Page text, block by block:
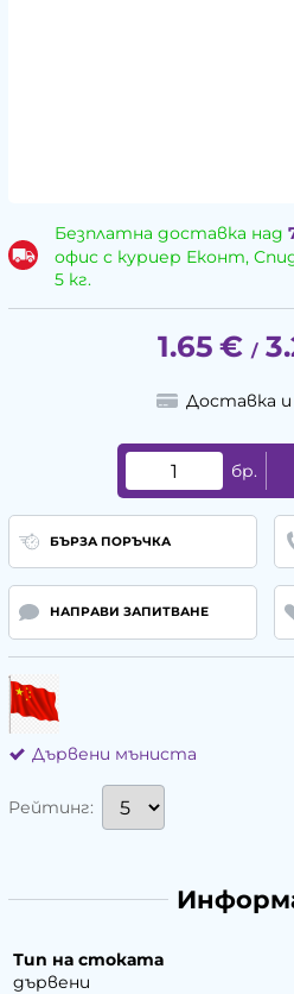
Безплатна доставка над
офис с куриер Еконт,
5 кг.
1.65 € /
Доставка
бр.
БЪРЗА ПОРЪЧКА
НАПРАВИ ЗАПИТВАНЕ
Дървени мъниста
Рейтинг:
Тип на стоката
дървени